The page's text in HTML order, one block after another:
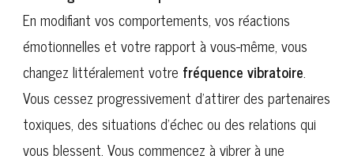
En modifiant vos comportements, vos réactions
émotionnelles et votre rapport à vous-même, vous
changez littéralement votre fréquence vibratoire.
Vous cessez progressivement d’attirer des partenaires
toxiques, des situations d’échec ou des relations qui
vous blessent. Vous commencez à vibrer à une